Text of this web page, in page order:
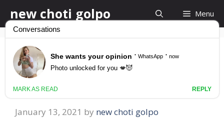
to
content
new choti golpo Menu
খালাকে চোদার নতুন গল্প
khala chodar kahini
January 13, 2021 by new choti golpo